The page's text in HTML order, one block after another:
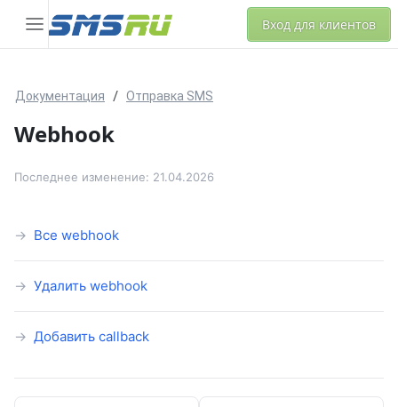
Вход для клиентов
Документация Отправка SMS
Webhook
Последнее изменение: 21.04.2026
Все webhook
Удалить webhook
Добавить callback